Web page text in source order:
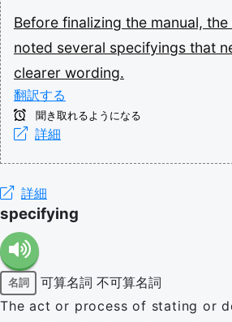
Before finalizing the manual, the
noted several specifyings that
clearer wording.
翻訳する
聞き取れるようになる
詳細
詳細
specifying
名詞 可算名詞 不可算名詞
The act or process of stating or